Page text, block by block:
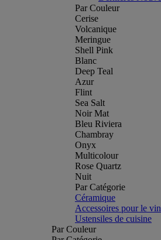
Par Couleur
Cerise
Volcanique
Meringue
Shell Pink
Blanc
Deep Teal
Azur
Flint
Sea Salt
Noir Mat
Bleu Riviera
Chambray
Onyx
Multicolour
Rose Quartz
Nuit
Par Catégorie
Céramique
Accessoires pour le vin
Ustensiles de cuisine
Par Couleur